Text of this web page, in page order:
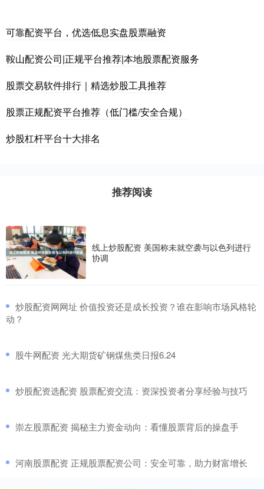
可靠配资平台，优选低息实盘股票融资
鞍山配资公司|正规平台推荐|本地股票配资服务
股票交易软件排行｜精选炒股工具推荐
股票正规配资平台推荐（低门槛/安全合规）
炒股杠杆平台十大排名
推荐阅读
线上炒股配资 美国称未就空袭与以色列进行
协调
​炒股配资网网址 价值投资还是成长投资？谁在影响市场风格轮
动？
​股牛网配资 光大期货矿钢煤焦类日报6.24
​炒股配资选配资 股票配资交流：资深投资者分享经验与技巧
​崇左股票配资 揭秘主力资金动向：看懂股票背后的操盘手
​河南股票配资 正规股票配资公司：安全可靠，助力财富增长